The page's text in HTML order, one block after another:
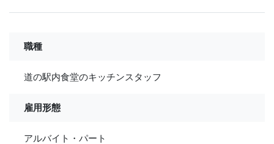
職種
道の駅内食堂のキッチンスタッフ
雇用形態
アルバイト・パート